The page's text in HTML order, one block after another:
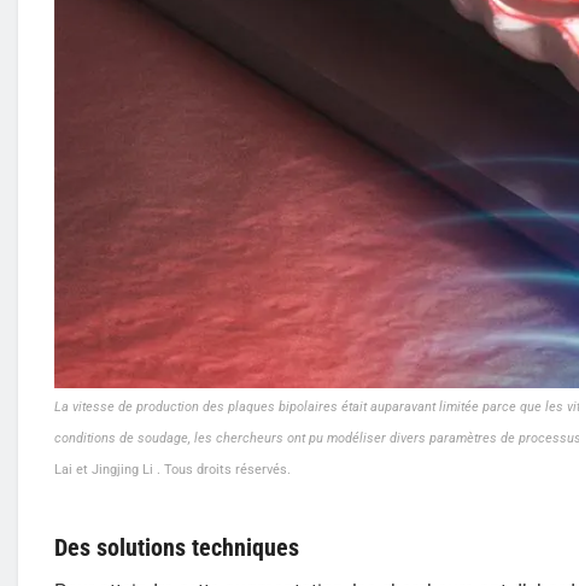
La vitesse de production des plaques bipolaires était auparavant limitée parce que les
conditions de soudage, les chercheurs ont pu modéliser divers paramètres de
Lai et Jingjing Li . Tous droits réservés.
Des solutions techniques